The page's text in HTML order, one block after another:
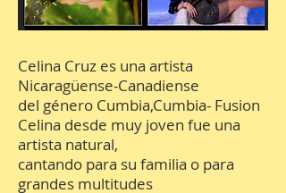
Celina Cruz es una artista
Nicaragüense-Canadiense
del género Cumbia,Cumbia- Fusion
Celina desde muy joven fue una
artista natural,
cantando para su familia o para
grandes multitudes